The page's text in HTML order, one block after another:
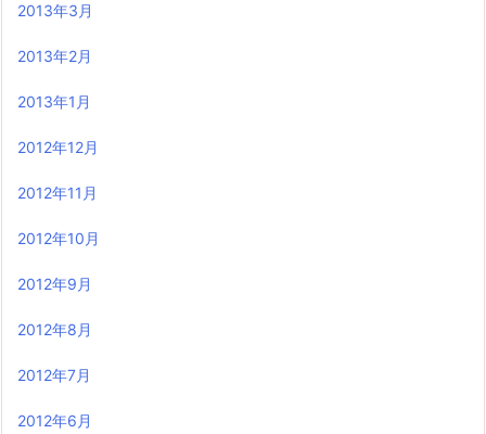
2013年3月
2013年2月
2013年1月
2012年12月
2012年11月
2012年10月
2012年9月
2012年8月
2012年7月
2012年6月